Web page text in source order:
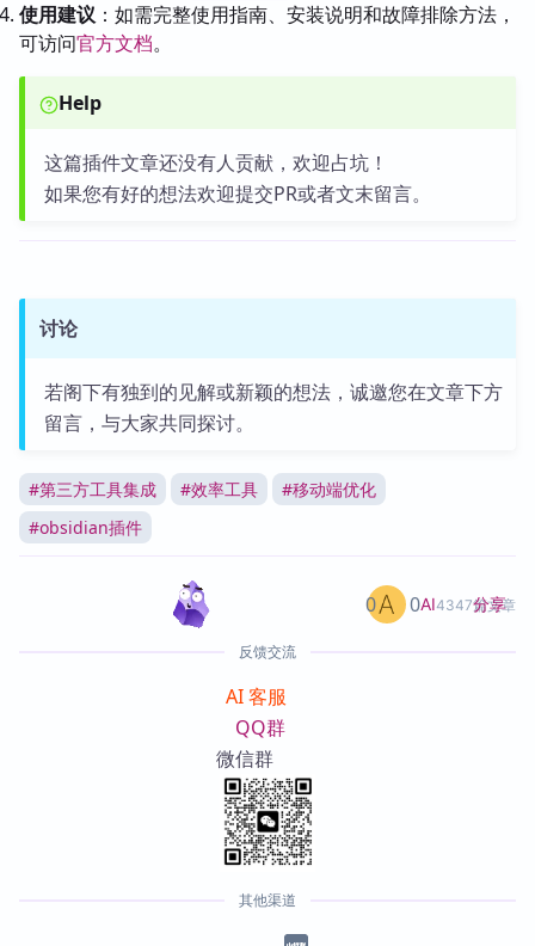
使用建议 ：如需完整使用指南、安装说明和故障排除方法，
可访问官方文档。
Help
这篇插件文章还没有人贡献，欢迎占坑！
如果您有好的想法欢迎提交PR或者文末留言。
讨论
若阁下有独到的见解或新颖的想法，诚邀您在文章下方
留言，与大家共同探讨。
#第三方工具集成 #效率工具 #移动端优化
#obsidian插件
AI4347篇文章
0 0 分享
反馈交流
AI 客服
QQ群
微信群
其他渠道